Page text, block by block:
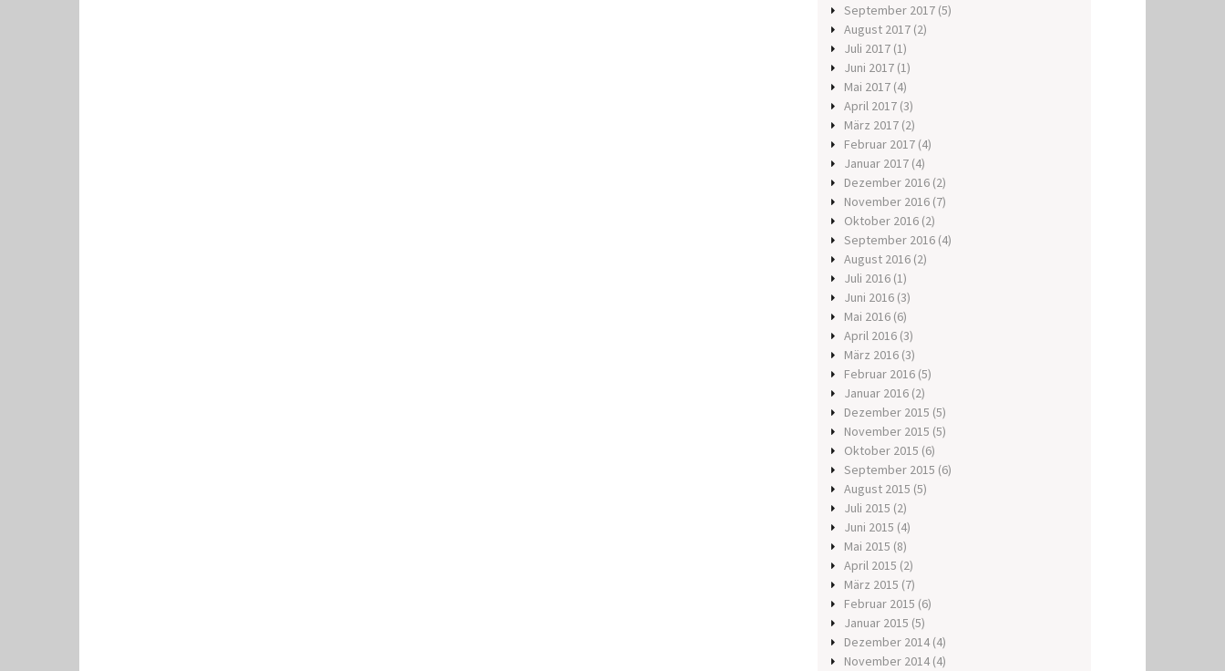
September 2017 (5)
August 2017 (2)
Juli 2017 (1)
Juni 2017 (1)
Mai 2017 (4)
April 2017 (3)
März 2017 (2)
Februar 2017 (4)
Januar 2017 (4)
Dezember 2016 (2)
November 2016 (7)
Oktober 2016 (2)
September 2016 (4)
August 2016 (2)
Juli 2016 (1)
Juni 2016 (3)
Mai 2016 (6)
April 2016 (3)
März 2016 (3)
Februar 2016 (5)
Januar 2016 (2)
Dezember 2015 (5)
November 2015 (5)
Oktober 2015 (6)
September 2015 (6)
August 2015 (5)
Juli 2015 (2)
Juni 2015 (4)
Mai 2015 (8)
April 2015 (2)
März 2015 (7)
Februar 2015 (6)
Januar 2015 (5)
Dezember 2014 (4)
November 2014 (4)